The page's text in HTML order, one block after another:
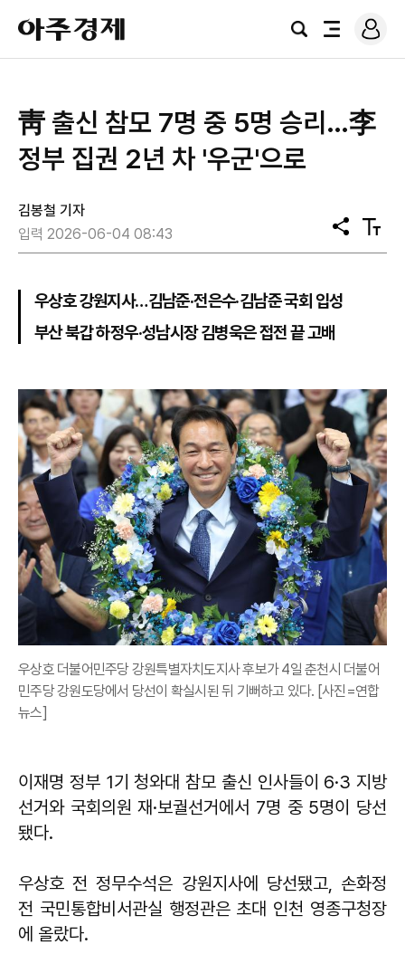
아
주
경
검
전
로
그
靑 출신 참모 7명 중 5명 승리…李
정부 집권 2년 차 '우군'으로
김봉철 기자
입력 2026-06-04 08:43
공
유
텍
스
우상호 강원지사…김남준·전은수·김남준 국회 입성
부산 북갑 하정우·성남시장 김병욱은 접전 끝 고배
우상호 더불어민주당 강원특별자치도지사 후보가 4일 춘천시 더불어
민주당 강원도당에서 당선이 확실시된 뒤 기뻐하고 있다. [사진=연합
뉴스]
이재명 정부 1기 청와대 참모 출신 인사들이 6·3 지방
선거와 국회의원 재·보궐선거에서 7명 중 5명이 당선
됐다.
우상호 전 정무수석은 강원지사에 당선됐고, 손화정
전 국민통합비서관실 행정관은 초대 인천 영종구청장
에 올랐다.